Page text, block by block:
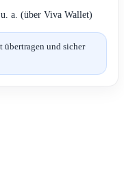
a. (über Viva Wallet)
übertragen und sicher